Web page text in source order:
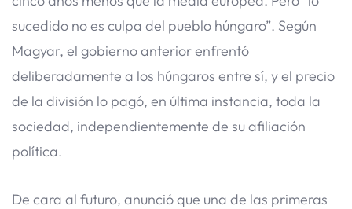
sucedido no es culpa del pueblo húngaro”. Según
Magyar, el gobierno anterior enfrentó
deliberadamente a los húngaros entre sí, y el precio
de la división lo pagó, en última instancia, toda la
sociedad, independientemente de su afiliación
política.
De cara al futuro, anunció que una de las primeras